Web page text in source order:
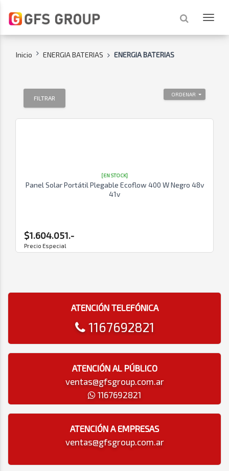
Inicio ENERGIA BATERIAS ENERGIA BATERIAS
ORDENAR
FILTRAR
[EN STOCK]
Panel Solar Portátil Plegable Ecoflow 400 W Negro 48v
41v
$1.604.051.-
Precio Especial
ATENCIÓN TELEFÓNICA
1167692821
ATENCIÓN AL PÚBLICO
ventas@gfsgroup.com.ar
1167692821
ATENCIÓN A EMPRESAS
ventas@gfsgroup.com.ar